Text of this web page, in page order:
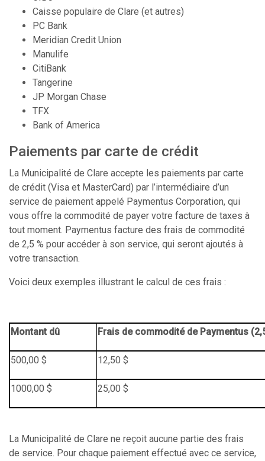
Caisse populaire de Clare (et autres)
PC Bank
Meridian Credit Union
Manulife
CitiBank
Tangerine
JP Morgan Chase
TFX
Bank of America
Paiements par carte de crédit
La Municipalité de Clare accepte les paiements par carte
de crédit (Visa et MasterCard) par l’intermédiaire d’un
service de paiement appelé Paymentus Corporation, qui
vous offre la commodité de payer votre facture de taxes à
tout moment. Paymentus facture des frais de commodité
de 2,5 % pour accéder à son service, qui seront ajoutés à
votre transaction.
Voici deux exemples illustrant le calcul de ces frais :
Montant dû Frais de commodité de Paymentus
500,00 $ 12,50 $
1000,00 $ 25,00 $
La Municipalité de Clare ne reçoit aucune partie des frais
de service. Pour chaque paiement effectué avec ce service,